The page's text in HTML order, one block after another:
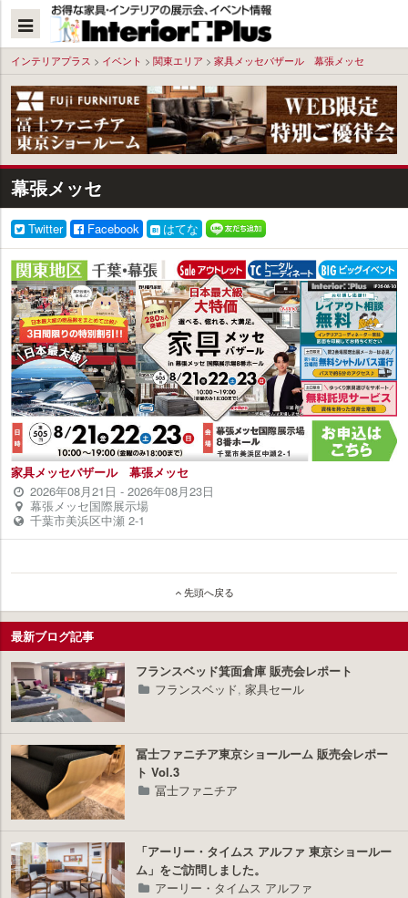
へ
インテリアプラス > イベント > 関東エリア > 家具メッセバザール 幕張メッセ
幕張メッセ
Twitter Facebook はてな
家具メッセバザール 幕張メッセ
2026年08月21日 - 2026年08月23日
幕張メッセ国際展示場
千葉市美浜区中瀬 2-1
先頭へ戻る
最新ブログ記事
フランスベッド箕面倉庫 販売会レポート
フランスベッド,家具セール
冨士ファニチア東京ショールーム 販売会レポー
ト Vol.3
冨士ファニチア
「アーリー・タイムス アルファ 東京ショールー
ム」をご訪問しました。
アーリー・タイムス アルファ